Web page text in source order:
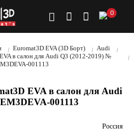
0
Euromat3D EVA (3D Борт)
Audi
в салон для Audi Q3 (2012-2019) №
001113
EVA в салон для Audi
001113
Россия